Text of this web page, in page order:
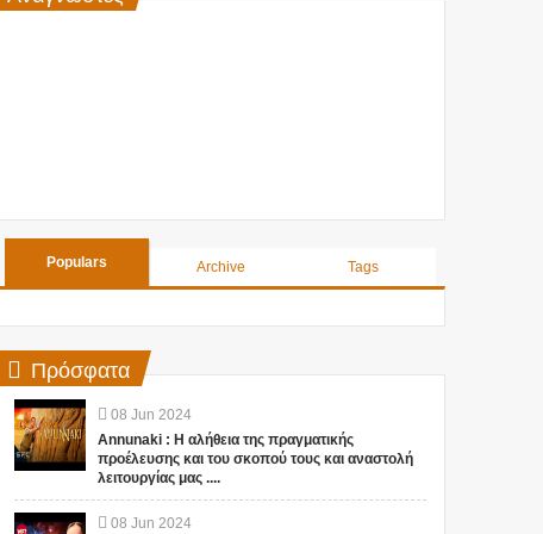
Populars Archive Tags
Πρόσφατα
08 Jun 2024
Annunaki : Η αλήθεια της πραγματικής
προέλευσης και του σκοπού τους και αναστολή
λειτουργίας μας ....
08 Jun 2024